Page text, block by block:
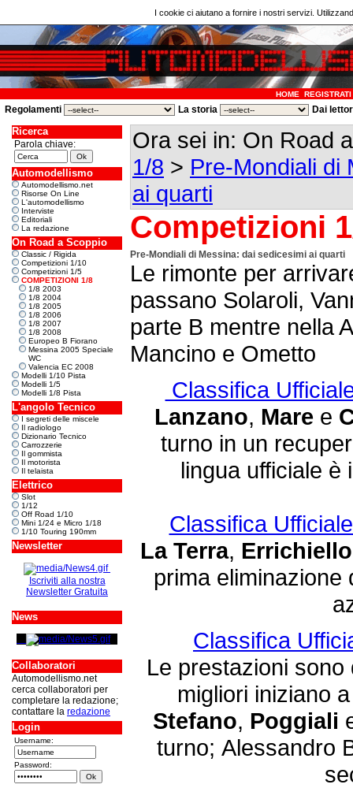
I cookie ci aiutano a fornire i nostri servizi.
HOME REGISTRATI
Regolamenti La storia Dai
Ricerca
Parola chiave:
Automodellismo
Automodellismo.net
Risorse On Line
L'automodellismo
Interviste
Editoriali
La redazione
On Road a Scoppio
Classic / Rigida
Competizioni 1/10
Competizioni 1/5
COMPETIZIONI 1/8
1/8 2003
1/8 2004
1/8 2005
1/8 2006
1/8 2007
1/8 2008
Europeo B Fiorano
Messina 2005 Speciale
WC
Valencia EC 2008
Modelli 1/10 Pista
Modelli 1/5
Modelli 1/8 Pista
L'angolo Tecnico
I segreti delle miscele
Il radiologo
Dizionario Tecnico
Carrozzerie
Il gommista
Il motorista
Il telaista
Elettrico
Slot
1/12
Off Road 1/10
Mini 1/24 e Micro 1/18
1/10 Touring 190mm
Newsletter
Iscriviti alla nostra
Newsletter Gratuita
News
Collaboratori
Automodellismo.net
cerca collaboratori per
completare la redazione;
contattare la redazione
Login
Username:
Password:
Ora sei in: On Road
1/8 > Pre-Mondiali di
ai quarti
Competizioni
Pre-Mondiali di Messina: dai sedicesimi ai quarti
Le rimonte per
passano Solaroli,
parte B mentre nella
Mancino e Ometto
Classifica
Lanzano, Mare e
turno in un
lingua ufficiale è
Classifica
La Terra, Errichiello
prima eliminazione
Classifica
Le prestazioni
migliori iniziano
Stefano, Poggiali
turno; Alessandro